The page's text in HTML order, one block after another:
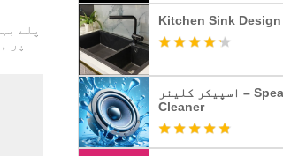
Kitchen Sink Design
اسپیکر کلینر – Speaker
Cleaner